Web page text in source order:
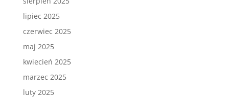
lipiec 2025
czerwiec 2025
maj 2025
kwiecień 2025
marzec 2025
luty 2025